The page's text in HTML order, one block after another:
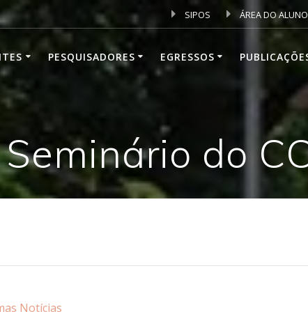
SIPOS ÁREA DO ALUNO
PESQUISADORES EGRESSOS
do
Notícias